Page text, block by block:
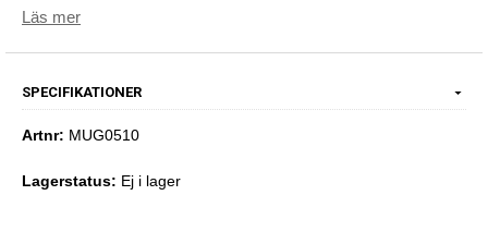
Läs mer
SPECIFIKATIONER
Artnr: MUG0510
Lagerstatus: Ej i lager